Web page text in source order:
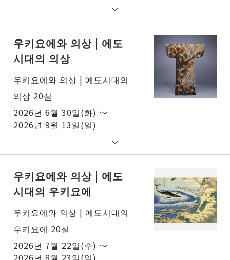
우키요에와 의상 | 에도
시대의 의상
우키요에와 의상 | 에도시대의
의상 20실
2026년 6월 30일(화) ～
2026년 9월 13일(일)
우키요에와 의상 | 에도
시대의 우키요에
우키요에와 의상 | 에도시대의
우키요에 20실
2026년 7월 22일(수) ～